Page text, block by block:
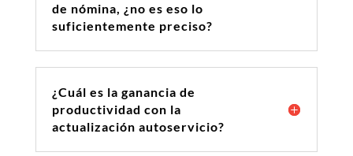
de nómina, ¿no es eso lo
suficientemente preciso?
¿Cuál es la ganancia de
productividad con la
actualización autoservicio?